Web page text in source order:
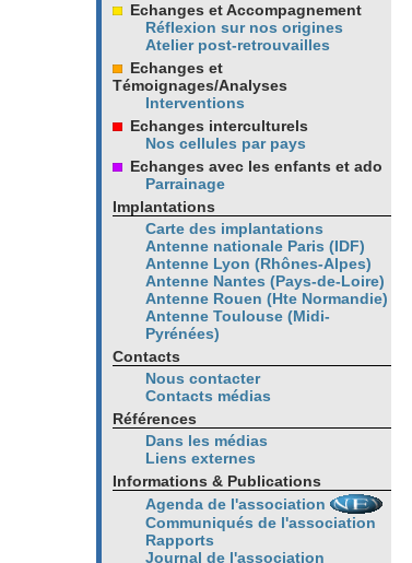
Echanges et Accompagnement
Réflexion sur nos origines
Atelier post-retrouvailles
Echanges et
Témoignages/Analyses
Interventions
Echanges interculturels
Nos cellules par pays
Echanges avec les enfants et ado
Parrainage
Implantations
Carte des implantations
Antenne nationale Paris (IDF)
Antenne Lyon (Rhônes-Alpes)
Antenne Nantes (Pays-de-Loire)
Antenne Rouen (Hte Normandie)
Antenne Toulouse (Midi-
Pyrénées)
Contacts
Nous contacter
Contacts médias
Références
Dans les médias
Liens externes
Informations & Publications
Agenda de l'association
Communiqués de l'association
Rapports
Journal de l'association